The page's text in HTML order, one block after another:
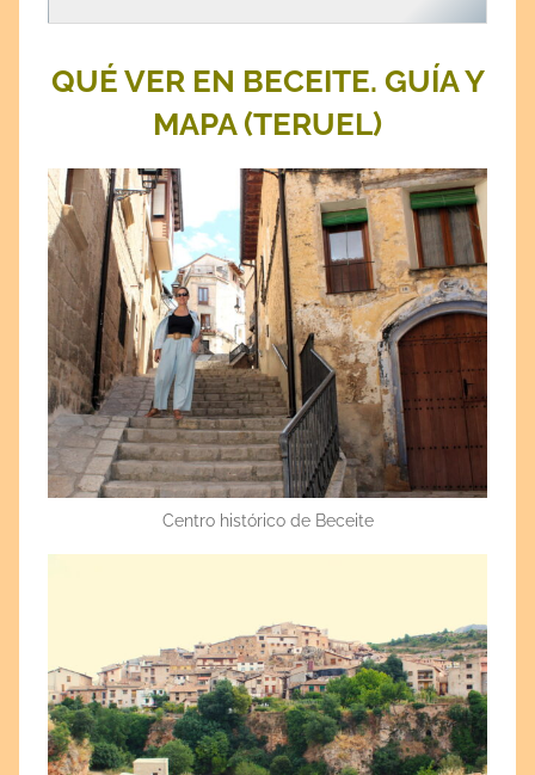
QUÉ VER EN BECEITE. GUÍA Y
MAPA (TERUEL)
Centro histórico de Beceite